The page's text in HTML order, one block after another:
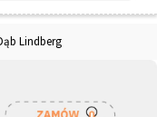
Lindberg
Modułowe
Łóżko
Pufy